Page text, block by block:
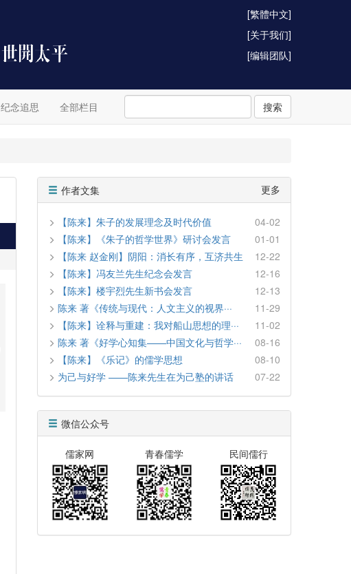
[繁體中文]
[关于我们]
[编辑团队]
纪念追思 全部栏目 搜索
作者文集 更多
【陈来】朱子的发展理念及时代价值
04-02
【陈来】《朱子的哲学世界》研讨会发言
01-01
【陈来 赵金刚】阴阳：消长有序，互济共生
12-22
【陈来】冯友兰先生纪念会发言
12-16
【陈来】楼宇烈先生新书会发言
12-13
陈来 著《传统与现代：人文主义的视界···
11-29
【陈来】诠释与重建：我对船山思想的理···
11-02
陈来 著《好学心知集——中国文化与哲学···
08-16
【陈来】《乐记》的儒学思想
08-10
为己与好学 ——陈来先生在为己塾的讲话
07-22
微信公众号
儒家网 青春儒学 民间儒行